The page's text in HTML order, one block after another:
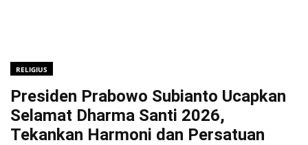
RELIGIUS
Presiden Prabowo Subianto Ucapkan
Selamat Dharma Santi 2026,
Tekankan Harmoni dan Persatuan